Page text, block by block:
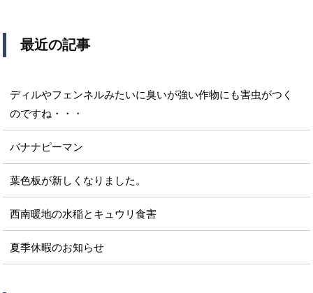
最近の記事
ディルやフェンネルみたいに臭いが強い作物にも害虫がつく
のですね・・・
バナナピーマン
葉色板が新しくなりました。
西南暖地の水稲とキュウリ食害
夏季休暇のお知らせ